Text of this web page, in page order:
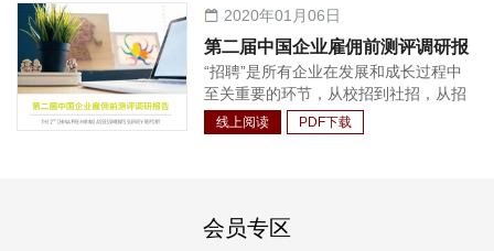
度也更好。因此，人才盘点逐渐成为各
个企业做好人才管理工作不可或缺的一
环，其盘点的结果也被广泛应用在人力
资源规划制定、薪酬调整、奖金分配、
发展方案制定、员工职业生涯规划和人
才配置等各个方面。
才的获取也越来越主动。面对行业中较
为稀缺与热门的人才，招聘更是需要长
期经营的工作。另外，随着技术与招聘
的结合程度的加深，利用招聘系统对整
个招聘流程和人才进行管理也渐渐成为
大量企业的选择。人才库在绝大多数情
2020年01月06日
第二届中国企业雇佣前测评调研报
告
“招聘”是所有企业在发展和成长过程中
至关重要的环节，从校招到社招，从招
聘基层员工到招聘公司高管，企业HR
都有一个共同的目标，那就是找到合适
测评工具。
线上阅读 PDF下载
会员专区